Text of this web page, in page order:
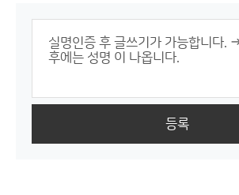
등록